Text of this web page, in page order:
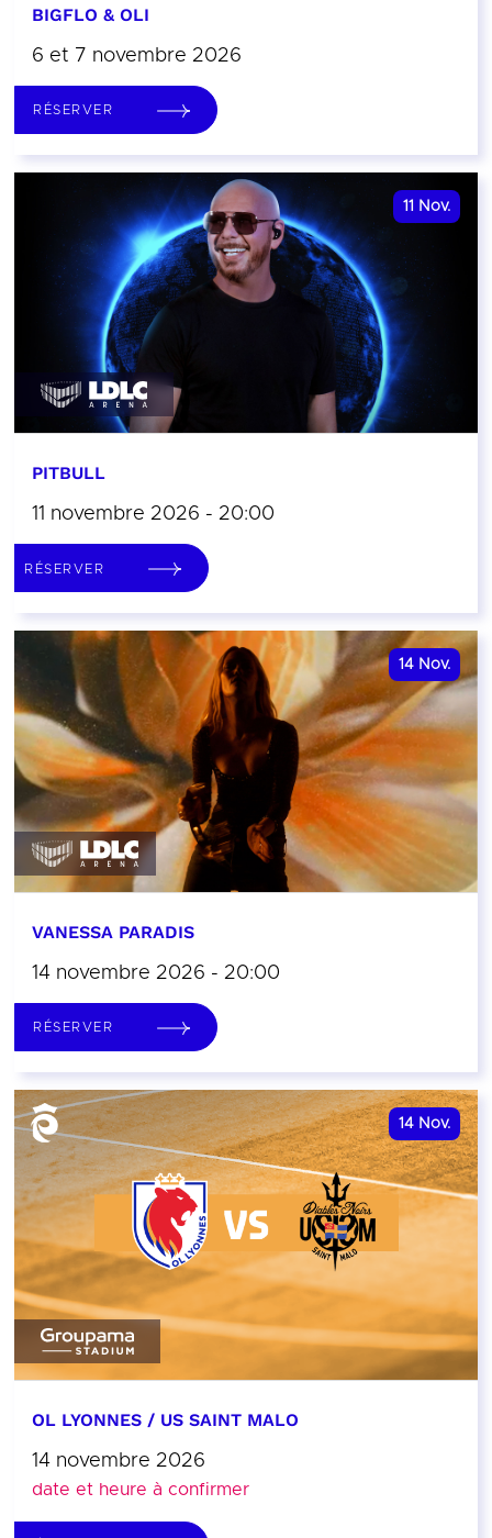
BIGFLO & OLI
6 et 7 novembre 2026
RÉSERVER
11 Nov.
PITBULL
11 novembre 2026 - 20:00
RÉSERVER
14 Nov.
VANESSA PARADIS
14 novembre 2026 - 20:00
RÉSERVER
14 Nov.
OL LYONNES / US SAINT MALO
14 novembre 2026
date et heure à confirmer